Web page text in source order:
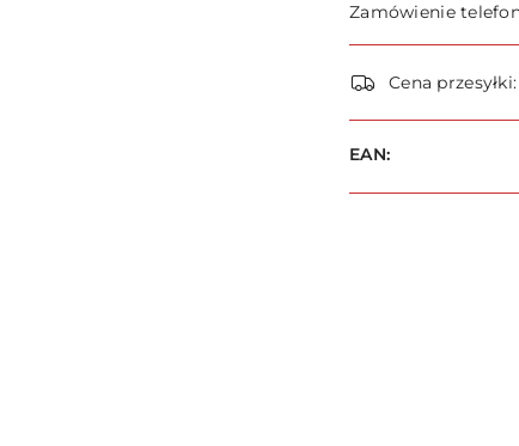
Zamówienie
Dostępność
i
dostawa
Cena przesyłki:
EAN: